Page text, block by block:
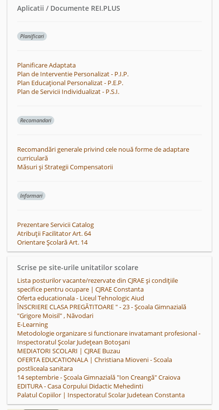
Aplicatii / Documente REI.PLUS
Planificari
Planificare Adaptata
Plan de Interventie Personalizat - P.I.P.
Plan Educațional Personalizat - P.E.P.
Plan de Servicii Individualizat - P.S.I.
Recomandari
Recomandări generale privind cele nouă forme de adaptare
curriculară
Măsuri și Strategii Compensatorii
Informari
Prezentare Servicii Catalog
Atribuții Facilitator Art. 64
Orientare Școlară Art. 14
Scrise pe site-urile unitatilor scolare
Lista posturilor vacante/rezervate din CJRAE și condițiile
specifice pentru ocupare | CJRAE Constanta
Oferta educationala - Liceul Tehnologic Aiud
ÎNSCRIERE CLASA PREGĂTITOARE " - 23 - Școala Gimnazială
"Grigore Moisil" , Năvodari
E-Learning
Metodologie organizare si functionare invatamant profesional -
Inspectoratul Școlar Județean Botoșani
MEDIATORI SCOLARI | CJRAE Buzau
OFERTA EDUCATIONALA | Christiana Mioveni - Scoala
postliceala sanitara
14 septembrie - Școala Gimnazială "Ion Creangă" Craiova
EDITURA - Casa Corpului Didactic Mehedinti
Palatul Copiilor | Inspectoratul Scolar Judetean Constanta